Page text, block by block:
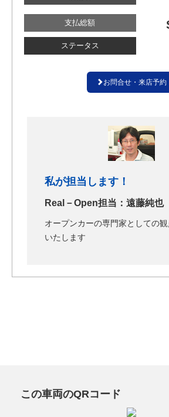
支払総額
ステータス
お問合せ・来店予約
私が担当します！
Real－Open担当：遠藤純也
オープンカーの専門家としての
いたします
この車両のQRコード